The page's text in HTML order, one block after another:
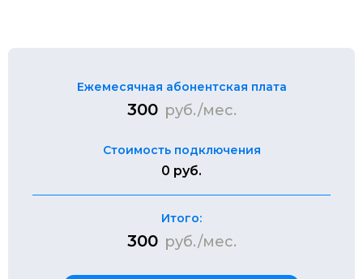
Ежемесячная абонентская плата
300 руб./мес.
Стоимость подключения
0 руб.
Итого:
300 руб./мес.